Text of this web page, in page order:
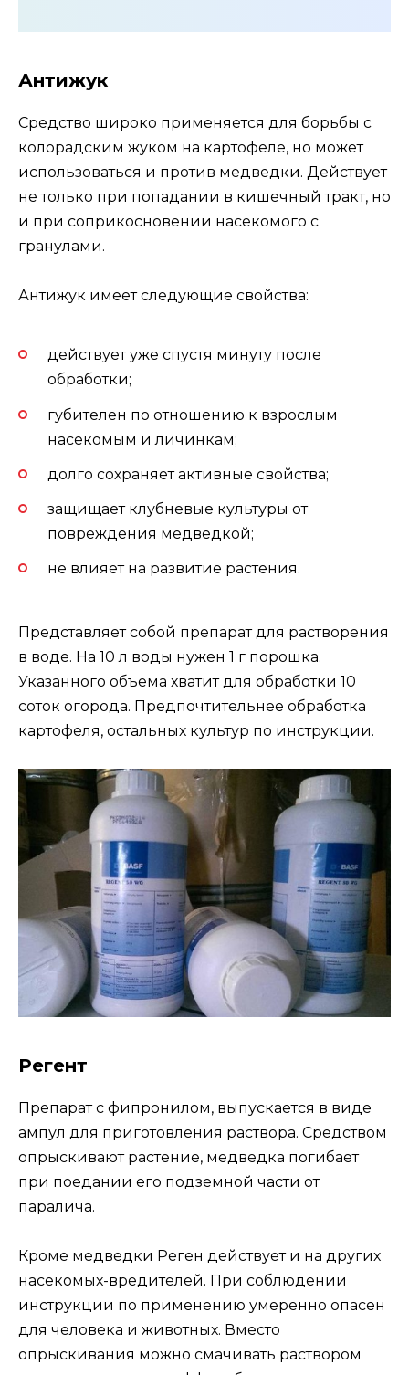
Антижук
Средство широко применяется для борьбы с
колорадским жуком на картофеле, но может
использоваться и против медведки. Действует
не только при попадании в кишечный тракт, но
и при соприкосновении насекомого с
гранулами.
Антижук имеет следующие свойства:
действует уже спустя минуту после
обработки;
губителен по отношению к взрослым
насекомым и личинкам;
долго сохраняет активные свойства;
защищает клубневые культуры от
повреждения медведкой;
не влияет на развитие растения.
Представляет собой препарат для растворения
в воде. На 10 л воды нужен 1 г порошка.
Указанного объема хватит для обработки 10
соток огорода. Предпочтительнее обработка
картофеля, остальных культур по инструкции.
Регент
Препарат с фипронилом, выпускается в виде
ампул для приготовления раствора. Средством
опрыскивают растение, медведка погибает
при поедании его подземной части от
паралича.
Кроме медведки Реген действует и на других
насекомых-вредителей. При соблюдении
инструкции по применению умеренно опасен
для человека и животных. Вместо
опрыскивания можно смачивать раствором